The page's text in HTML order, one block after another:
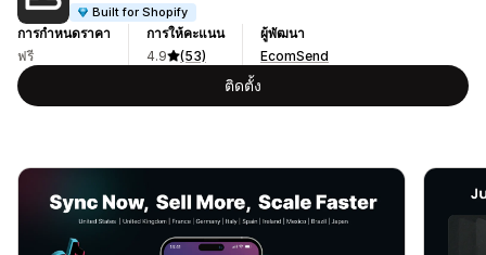
Built for Shopify
การกำหนดราคา
ฟรี
การให้คะแนน
4.9
(53)
ผู้พัฒนา
EcomSend
ติดตั้ง